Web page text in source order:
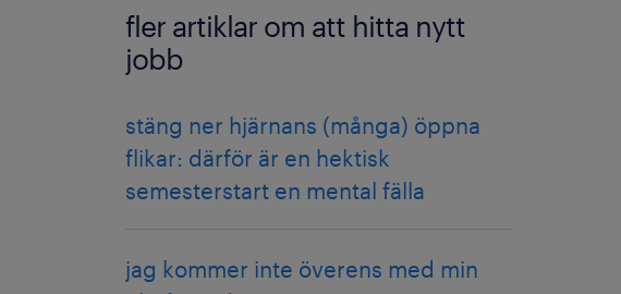
fler artiklar om att hitta nytt
jobb
stäng ner hjärnans (många) öppna
flikar: därför är en hektisk
semesterstart en mental fälla
jag kommer inte överens med min